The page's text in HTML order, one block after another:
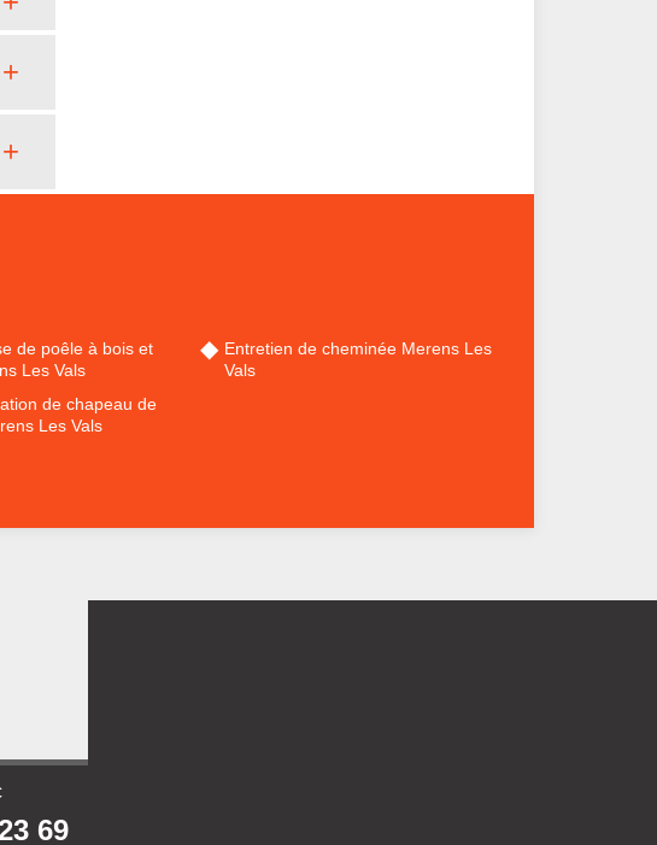
de poêle à bois et
Les Vals
de chapeau de
Les Vals
Entretien de cheminée Merens Les
Vals
69